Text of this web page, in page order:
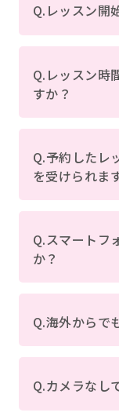
Q.レッスン開
Q.レッスン時
すか？
Q.予約したレ
を受けられま
Q.スマートフ
か？
Q.海外からで
Q.カメラなし